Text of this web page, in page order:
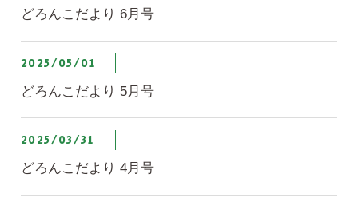
どろんこだより 6月号
2025/05/01
どろんこだより 5月号
2025/03/31
どろんこだより 4月号